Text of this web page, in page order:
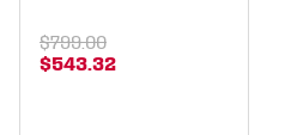
$543.32
$799.00